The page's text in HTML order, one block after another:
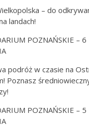
– do
landach!
POZNAŃSKIE – 6
podróż w czasie na
Poznasz
POZNAŃSKIE – 5